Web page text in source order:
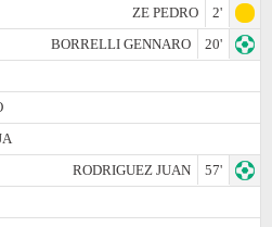
ZE PEDRO
2'
BORRELLI GENNARO
20'
RODRIGUEZ JUAN
57'